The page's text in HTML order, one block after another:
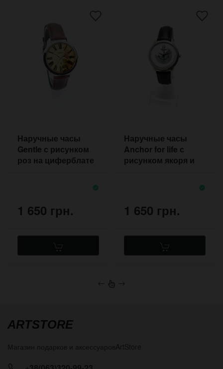
Наручные часы
Gentle с рисунком
роз на циферблате
1 650 грн.
Наручные часы
Anchor for life с
рисунком якоря и
1 650 грн.
← →
ARTSTORE